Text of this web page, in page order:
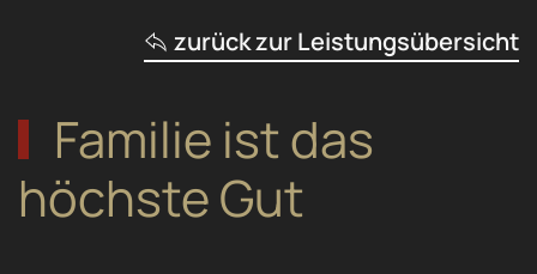
zurück zur Leistungsübersicht
Familie ist das
höchste Gut